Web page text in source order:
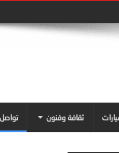
ثقافة وفنون